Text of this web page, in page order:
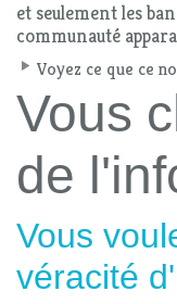
et seulement les
communauté
Voyez ce que ce
Vous
de
Vous
véracité